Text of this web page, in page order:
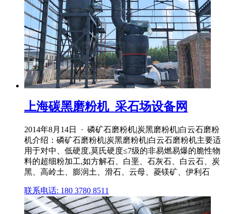
上海碳黑磨粉机_采石场设备网
2014年8月14日 · 磷矿石磨粉机|炭黑磨粉机|白云石磨粉
机介绍：磷矿石磨粉机|炭黑磨粉机|白云石磨粉机主要适
用于对中、低硬度,莫氏硬度≤7级的非易燃易爆的脆性物
料的超细粉加工,如方解石、白垩、石灰石、白云石、炭
黑、高岭土、膨润土、滑石、云母、菱镁矿、伊利石
联系电话: 180 3780 8511